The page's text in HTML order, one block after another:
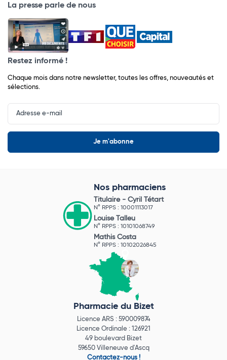
La presse parle de nous
Restez informé !
Chaque mois dans notre newsletter, toutes les offres, nouveautés et
sélections.
Input
Newsletter
Nos pharmaciens
Titulaire - Cyril Tétart
N° RPPS : 10001113017
Louise Talleu
N° RPPS : 10101068749
Mathis Costa
N° RPPS : 10102026845
Pharmacie du Bizet
Licence ARS : 590009874
Licence Ordinale : 126921
49 boulevard Bizet
59650 Villeneuve d'Ascq
Contactez-nous !